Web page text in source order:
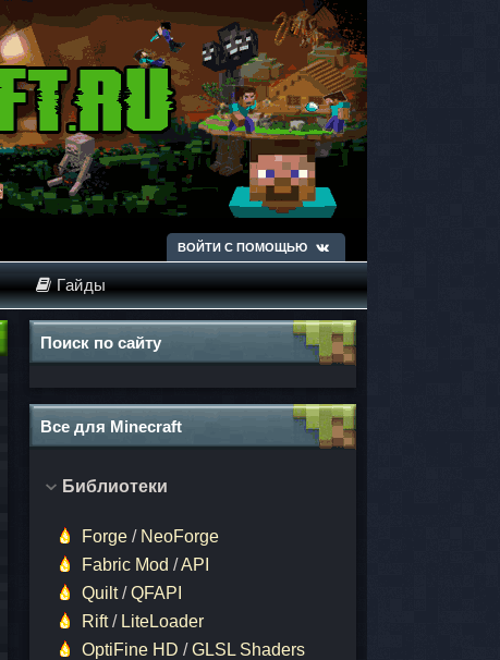
ВОЙТИ С ПОМОЩЬЮ
Гайды
Поиск по сайту
Все для Minecraft
Библиотеки
Forge / NeoForge
Fabric Mod /API
Quilt/QFAPI
Rift/ LiteLoader
OptiFine HD /GLSL Shaders